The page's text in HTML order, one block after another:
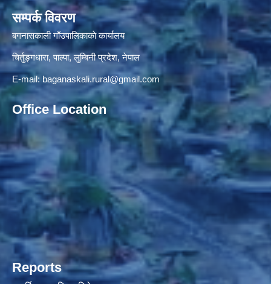
सम्पर्क विवरण
बगनासकाली गाँउपालिकाकाे कार्यालय
चिर्तुङ्गधारा, पाल्पा, लुम्बिनी प्रदेश, नेपाल
E-mail: baganaskali.rural@gmail.com
Office Location
Reports